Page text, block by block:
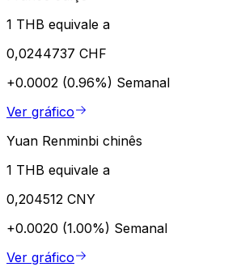
1 THB equivale a
0,0244737 CHF
+0.0002 (0.96%) Semanal
Ver gráfico
Yuan Renminbi chinês
1 THB equivale a
0,204512 CNY
+0.0020 (1.00%) Semanal
Ver gráfico